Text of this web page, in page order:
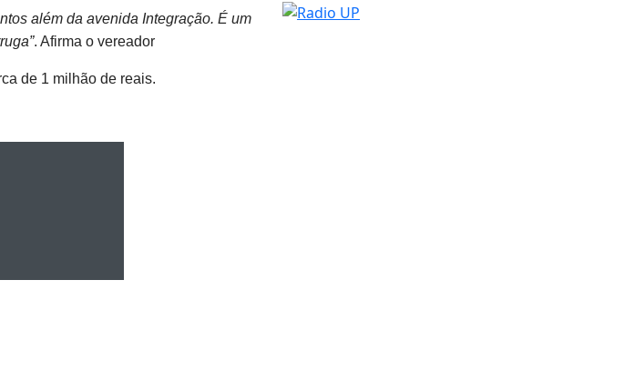
além da avenida Integração. É um
. Afirma o vereador
de 1 milhão de reais.